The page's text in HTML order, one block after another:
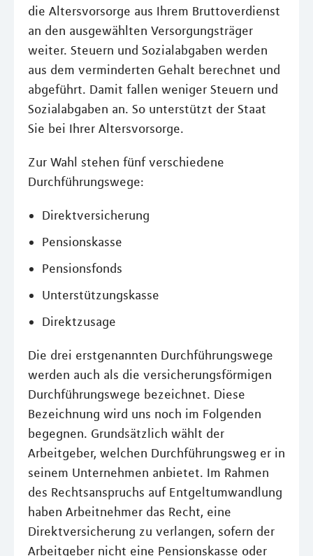
die Altersvorsorge aus Ihrem Bruttoverdienst
an den ausgewählten Versorgungsträger
weiter. Steuern und Sozialabgaben werden
aus dem verminderten Gehalt berechnet und
abgeführt. Damit fallen weniger Steuern und
Sozialabgaben an. So unterstützt der Staat
Sie bei Ihrer Altersvorsorge.
Zur Wahl stehen fünf verschiedene
Durchführungswege:
Direktversicherung
Pensionskasse
Pensionsfonds
Unterstützungskasse
Direktzusage
Die drei erstgenannten Durchführungswege
werden auch als die versicherungsförmigen
Durchführungswege bezeichnet. Diese
Bezeichnung wird uns noch im Folgenden
begegnen. Grundsätzlich wählt der
Arbeitgeber, welchen Durchführungsweg er in
seinem Unternehmen anbietet. Im Rahmen
des Rechtsanspruchs auf Entgeltumwandlung
haben Arbeitnehmer das Recht, eine
Direktversicherung zu verlangen, sofern der
Arbeitgeber nicht eine Pensionskasse oder